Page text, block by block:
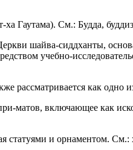
ха Гаутама). См.: Будда,
шайва-сиддханты,
учебно-
рассматривается как
матов, включающее как
статуями и орнаментом. См.: